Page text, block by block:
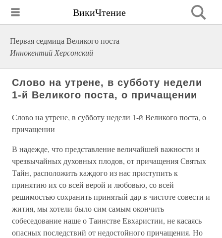
ВикиЧтение
Первая седмица Великого поста
Иннокентий Херсонский
Слово на утрене, в субботу недели
1-й Великого поста, о причащении
Слово на утрене, в субботу недели 1-й Великого поста, о
причащении
В надежде, что представление величайшей важности и
чрезвычайных духовных плодов, от причащения Святых
Тайн, расположить каждого из нас приступить к
принятию их со всей верой и любовью, со всей
решимостью сохранить принятый дар в чистоте совести и
жития, мы хотели было сим самым окончить
собеседование наше о Таинстве Евхаристии, не касаясь
опасных последствий от недостойного причащения. Но